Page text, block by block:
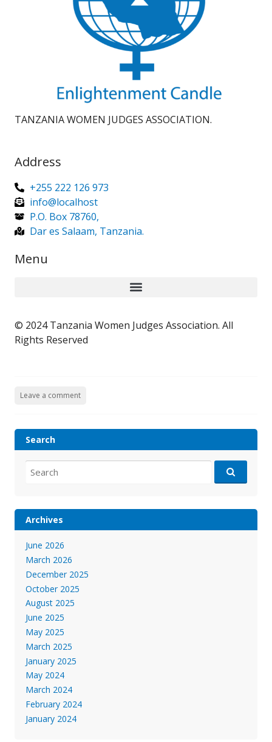
TANZANIA WOMEN JUDGES ASSOCIATION.
Address
+255 222 126 973
info@localhost
P.O. Box 78760,
Dar es Salaam, Tanzania.
Menu
© 2024 Tanzania Women Judges Association. All
Rights Reserved
Leave a comment
Search
Archives
June 2026
March 2026
December 2025
October 2025
August 2025
June 2025
May 2025
March 2025
January 2025
May 2024
March 2024
February 2024
January 2024